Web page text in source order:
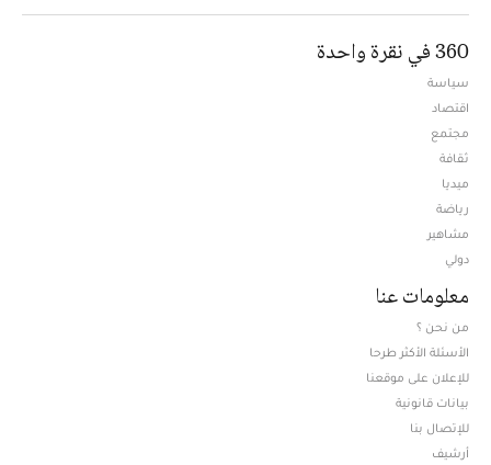
360 في نقرة واحدة
سياسة
اقتصاد
مجتمع
ثقافة
ميديا
رياضة
مشاهير
دولي
معلومات عنا
من نحن ؟
الأسئلة الأكثر طرحا
للإعلان على موقعنا
بيانات قانونية
للإتصال بنا
أرشيف